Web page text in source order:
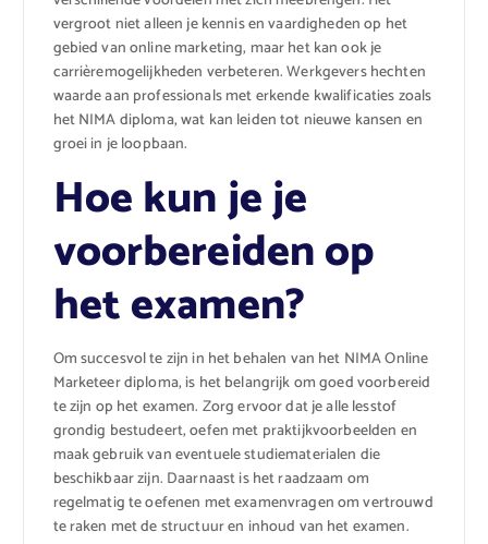
vergroot niet alleen je kennis en vaardigheden op het
gebied van online marketing, maar het kan ook je
carrièremogelijkheden verbeteren. Werkgevers hechten
waarde aan professionals met erkende kwalificaties zoals
het NIMA diploma, wat kan leiden tot nieuwe kansen en
groei in je loopbaan.
Hoe kun je je
voorbereiden op
het examen?
Om succesvol te zijn in het behalen van het NIMA Online
Marketeer diploma, is het belangrijk om goed voorbereid
te zijn op het examen. Zorg ervoor dat je alle lesstof
grondig bestudeert, oefen met praktijkvoorbeelden en
maak gebruik van eventuele studiematerialen die
beschikbaar zijn. Daarnaast is het raadzaam om
regelmatig te oefenen met examenvragen om vertrouwd
te raken met de structuur en inhoud van het examen.